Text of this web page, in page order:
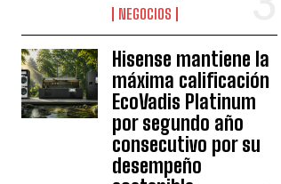
NEGOCIOS
Hisense mantiene la
máxima calificación
EcoVadis Platinum
por segundo año
consecutivo por su
desempeño